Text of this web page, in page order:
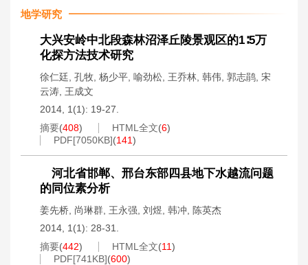
地学研究
大兴安岭中北段森林沼泽丘陵景观区的1∶5万
化探方法技术研究
徐仁廷 孔牧 杨少平 喻劲松 王乔林 韩伟 郭志鹃 宋
云涛 王成文
2014, 1(1): 19-27.
摘要(408) HTML全文(6)
PDF[7050KB](141)
河北省邯郸、邢台东部四县地下水越流问题
的同位素分析
姜先桥 尚琳群 王永强 刘煜 韩冲
陈英杰
2014, 1(1): 28-31.
摘要(442) HTML全文(11)
PDF[741KB](600)